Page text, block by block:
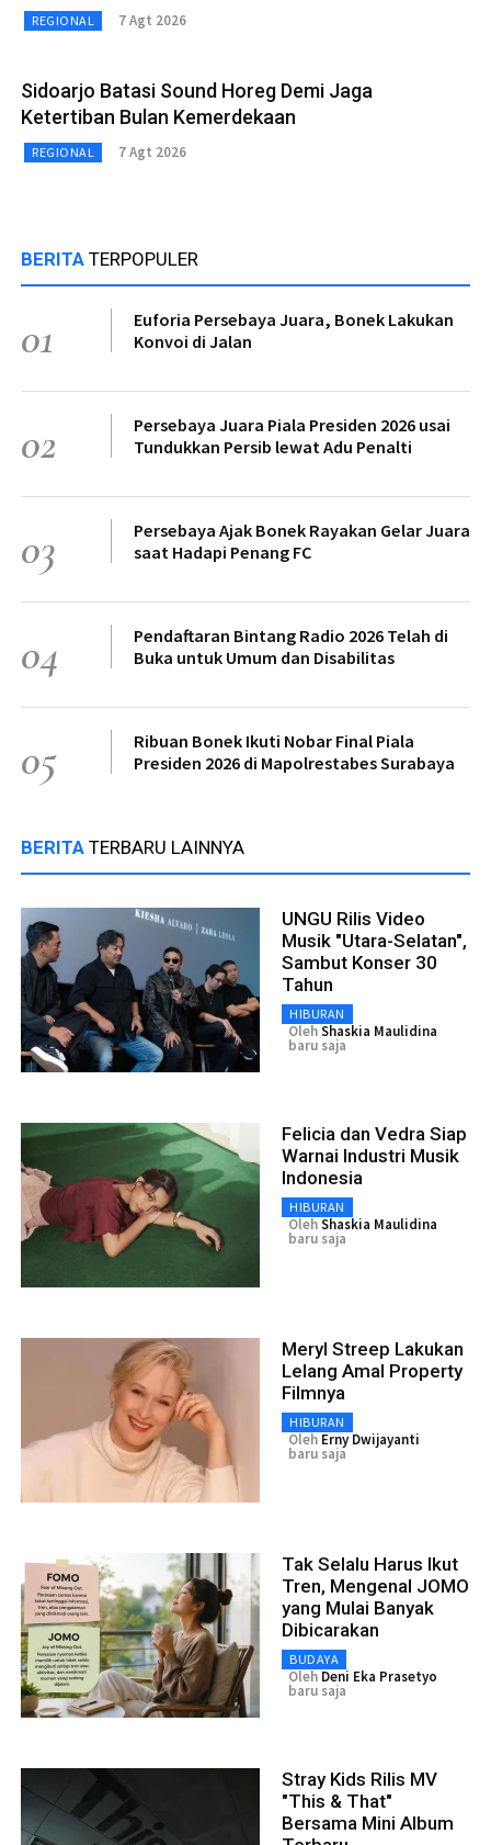
REGIONAL 7 Agt 2026
Sidoarjo Batasi Sound Horeg Demi Jaga
Ketertiban Bulan Kemerdekaan
REGIONAL 7 Agt 2026
BERITA TERPOPULER
01
Euforia Persebaya Juara, Bonek Lakukan
Konvoi di Jalan
02
Persebaya Juara Piala Presiden 2026 usai
Tundukkan Persib lewat Adu Penalti
03
Persebaya Ajak Bonek Rayakan Gelar Juara
saat Hadapi Penang FC
04
Pendaftaran Bintang Radio 2026 Telah di
Buka untuk Umum dan Disabilitas
05
Ribuan Bonek Ikuti Nobar Final Piala
Presiden 2026 di Mapolrestabes Surabaya
BERITA TERBARU LAINNYA
UNGU Rilis Video
Musik "Utara-Selatan",
Sambut Konser 30
Tahun
HIBURAN
OlehShaskia Maulidina
baru saja
Felicia dan Vedra Siap
Warnai Industri Musik
Indonesia
HIBURAN
OlehShaskia Maulidina
baru saja
Meryl Streep Lakukan
Lelang Amal Property
Filmnya
HIBURAN
Oleh Erny Dwijayanti
baru saja
Tak Selalu Harus Ikut
Tren, Mengenal JOMO
yang Mulai Banyak
Dibicarakan
BUDAYA
Oleh Deni Eka Prasetyo
baru saja
Stray Kids Rilis MV
"This & That"
Bersama Mini Album